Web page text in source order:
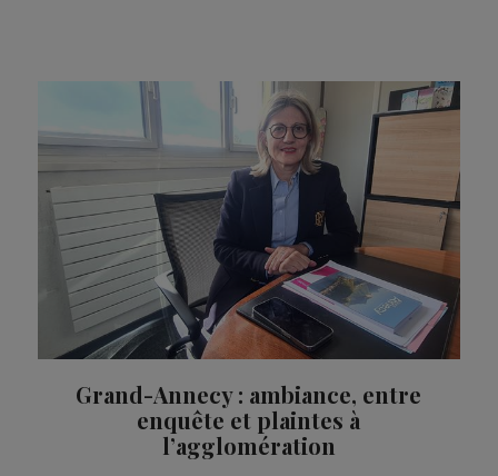
Grand-Annecy : ambiance, entre
enquête et plaintes à
l’agglomération